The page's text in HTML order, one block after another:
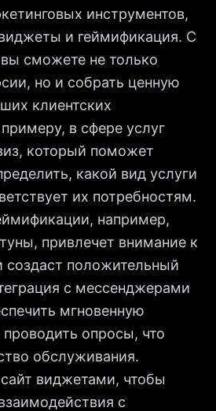
инструментов,
и геймификация. С
сможете не только
но и собрать ценную
клиентских
в сфере услуг
который поможет
какой вид услуги
их потребностям.
например,
привлечет внимание к
создаст положительный
с мессенджерами
мгновенную
опросы, что
обслуживания.
виджетами, чтобы
с